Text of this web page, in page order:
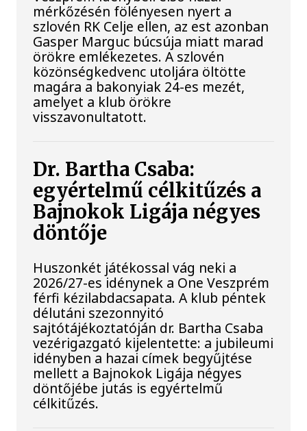
mérkőzésén fölényesen nyert a
szlovén RK Celje ellen, az est azonban
Gasper Marguc búcsúja miatt marad
örökre emlékezetes. A szlovén
közönségkedvenc utoljára öltötte
magára a bakonyiak 24-es mezét,
amelyet a klub örökre
visszavonultatott.
Dr. Bartha Csaba:
egyértelmű célkitűzés a
Bajnokok Ligája négyes
döntője
Huszonkét játékossal vág neki a
2026/27-es idénynek a One Veszprém
férfi kézilabdacsapata. A klub péntek
délutáni szezonnyitó
sajtótájékoztatóján dr. Bartha Csaba
vezérigazgató kijelentette: a jubileumi
idényben a hazai címek begyűjtése
mellett a Bajnokok Ligája négyes
döntőjébe jutás is egyértelmű
célkitűzés.